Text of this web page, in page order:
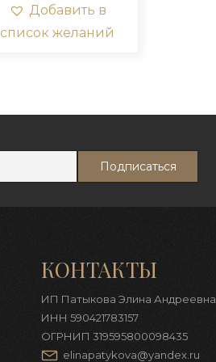
Добавить в
список желаний
КОНТАКТЫ
ИП Патыкова Элина Андреевна
ИНН 590421783157
ОГРНИП 319595800098435
elinapatykova@yandex.ru